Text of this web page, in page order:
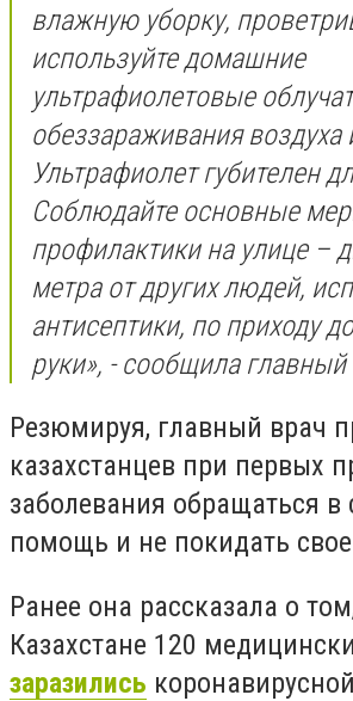
влажную уборку,
используйте домашние
ультрафиолетовые
обеззараживания воздуха
Ультрафиолет губителен
Соблюдайте основные
профилактики на улице –
метра от других людей,
антисептики, по приходу
руки», - сообщила главный
Резюмируя, главный врач
казахстанцев при первых
заболевания обращаться в
помощь и не покидать
Ранее она рассказала о
Казахстане 120
заразились